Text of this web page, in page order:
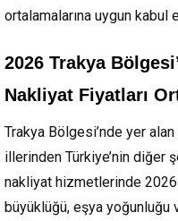
ortalamalarına uygun kabul
2026 Trakya
Nakliyat Fiyatları
Trakya Bölgesi’nde yer
illerinden Türkiye’nin diğer
nakliyat hizmetlerinde 2026
büyüklüğü, eşya